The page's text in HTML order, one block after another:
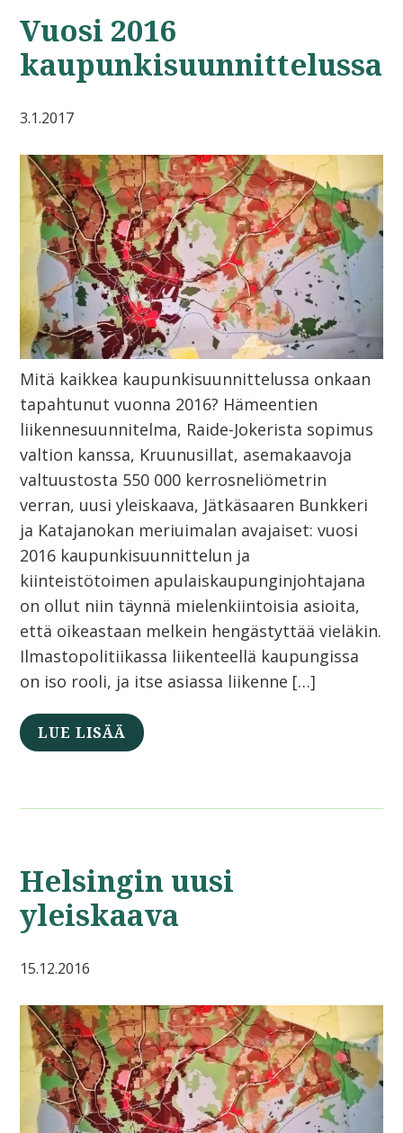
Vuosi 2016
kaupunkisuunnittelussa
3.1.2017
Mitä kaikkea kaupunkisuunnittelussa onkaan
tapahtunut vuonna 2016? Hämeentien
liikennesuunnitelma, Raide-Jokerista sopimus
valtion kanssa, Kruunusillat, asemakaavoja
valtuustosta 550 000 kerrosneliömetrin
verran, uusi yleiskaava, Jätkäsaaren Bunkkeri
ja Katajanokan meriuimalan avajaiset: vuosi
2016 kaupunkisuunnittelun ja
kiinteistötoimen apulaiskaupunginjohtajana
on ollut niin täynnä mielenkiintoisia asioita,
että oikeastaan melkein hengästyttää vieläkin.
Ilmastopolitiikassa liikenteellä kaupungissa
on iso rooli, ja itse asiassa liikenne […]
LUE LISÄÄ
Helsingin uusi
yleiskaava
15.12.2016